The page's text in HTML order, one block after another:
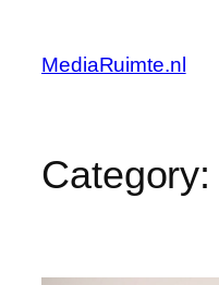
content
MediaRuimte.nl
Category: